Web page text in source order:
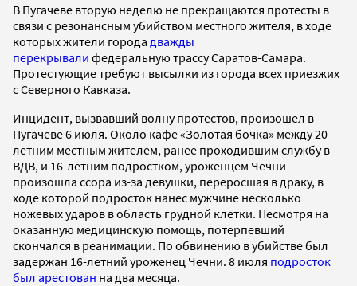
В Пугачеве вторую неделю не прекращаются протесты в
связи с резонансным убийством местного жителя, в ходе
которых жители города дважды
перекрывали федеральную трассу Саратов-Самара.
Протестующие требуют высылки из города всех приезжих
с Северного Кавказа.
Инцидент, вызвавший волну протестов, произошел в
Пугачеве 6 июля. Около кафе «Золотая бочка» между 20-
летним местным жителем, ранее проходившим службу в
ВДВ, и 16-летним подростком, уроженцем Чечни
произошла ссора из-за девушки, переросшая в драку, в
ходе которой подросток нанес мужчине несколько
ножевых ударов в область грудной клетки. Несмотря на
оказанную медицинскую помощь, потерпевший
скончался в реанимации. По обвинению в убийстве был
задержан 16-летний уроженец Чечни. 8 июля подросток
был арестован на два месяца.